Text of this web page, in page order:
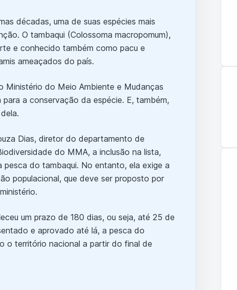
décadas, uma de suas espécies mais
O tambaqui (Colossoma macropomum),
e conhecido também como pacu e
ameaçados do país.
Ministério do Meio Ambiente e Mudanças
a conservação da espécie. E, também,
Dias, diretor do departamento de
do MMA, a inclusão na lista,
do tambaqui. No entanto, ela exige a
populacional, que deve ser proposto por
um prazo de 180 dias, ou seja, até 25 de
e aprovado até lá, a pesca do
o território nacional a partir do final de